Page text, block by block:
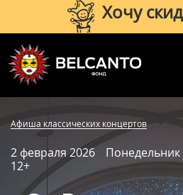
Хочу
с 10:00 до 20:00
Вопросы и ответы
Афиша классических концертов
2 февраля 2026 Понедельник
12+